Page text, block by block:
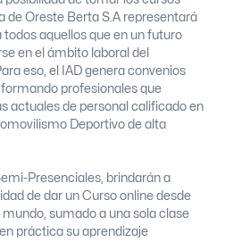
de Oreste Berta S.A representará
aquellos que en un futuro
en el ámbito laboral del
eso, el IAD genera convenios
profesionales que
actuales de personal calificado en
Deportivo de alta
Presenciales, brindarán a
de dar un Curso online desde
sumado a una sola clase
práctica su aprendizaje